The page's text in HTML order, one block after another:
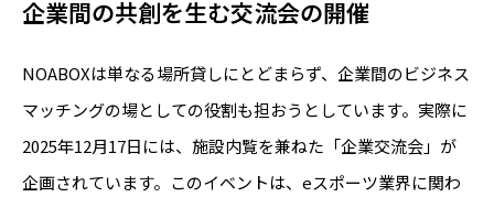
企業間の共創を生む交流会の開催
NOABOXは単なる場所貸しにとどまらず、企業間のビジネス
マッチングの場としての役割も担おうとしています。実際に
2025年12月17日には、施設内覧を兼ねた「企業交流会」が
企画されています。このイベントは、eスポーツ業界に関わ